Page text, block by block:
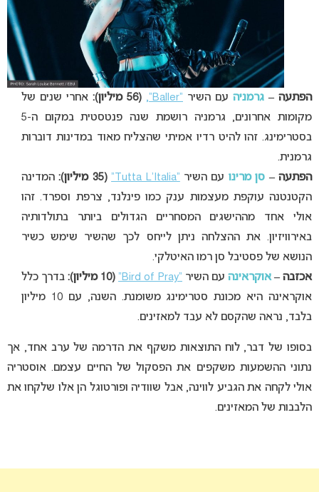
הפתעה – גרמניה עם השיר “Baller”, (56 מיליון):
אחרי שנים של
מקומות אחרונים, גרמניה רושמת שנה פנטסטית במקום ה-5
בסטרימינג. זהו להיט רדיו אמיתי שהצליח מאוד במדינות דוברות
גרמנית.
הפתעה – סן מרינו עם השיר “Tutta L’Italia” (35 מיליון):
המדינה
הקטנטנה עוקפת מעצמות ענק כמו פינלנד, צרפת וספרד. זהו
אולי אחד מההישגים המסחריים הגדולים ביותר בתולדותיה
באירוויזיון. את ההצלחה ניתן לייחס לכך שהשיר שימש כשיר
הנושא של פסטיבל סן רמו האיטלקי.
אכזבה –אוקראינה עם השיר “Bird of Pray” (10 מיליון):
בדרך כלל
אוקראינה היא מכונת סטרימינג משומנת. השנה, עם 10 מיליון
בלבד, נראה שהקסם לא עבד למאזינים.
בסופו של דבר, לוח התוצאות משקף את הדרמה של ערב אחד, אך
נתוני ההשמעות משקפים את הפסקול של החיים עצמם. אוסטריה
אולי לקחה את הגביע לווינה, אבל שוודיה ופורטוגל הן אלו שלקחו את
הלבבות של המאזינים.